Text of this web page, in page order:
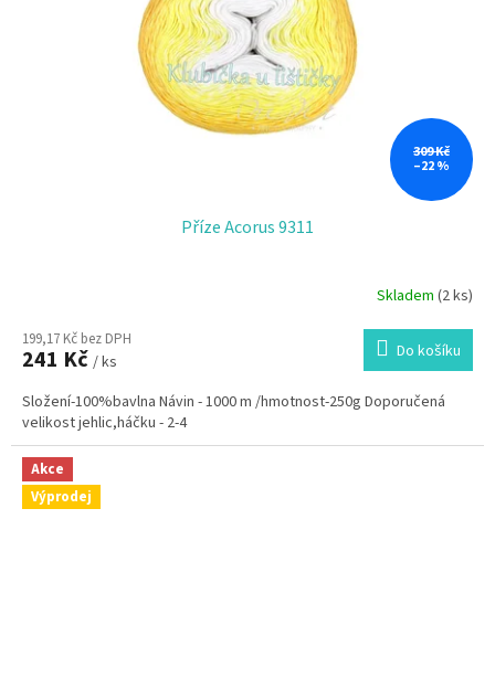
309 Kč
–22 %
Příze Acorus 9311
Skladem (2 ks)
199,17 Kč bez DPH
241 Kč / ks Do košíku
Složení-100%bavlna Návin - 1000 m /hmotnost-250g Doporučená
velikost jehlic,háčku - 2-4
Akce
Výprodej